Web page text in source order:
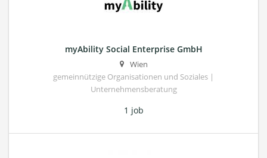
myAbility Social Enterprise GmbH
Wien
gemeinnützige Organisationen und Soziales |
Unternehmensberatung
1 job